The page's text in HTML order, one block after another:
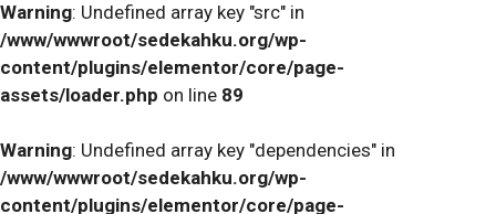
Warning: Undefined array key "src" in
/www/wwwroot/sedekahku.org/wp-
content/plugins/elementor/core/page-
assets/loader.php on line 89
Warning: Undefined array key "dependencies" in
/www/wwwroot/sedekahku.org/wp-
content/plugins/elementor/core/page-